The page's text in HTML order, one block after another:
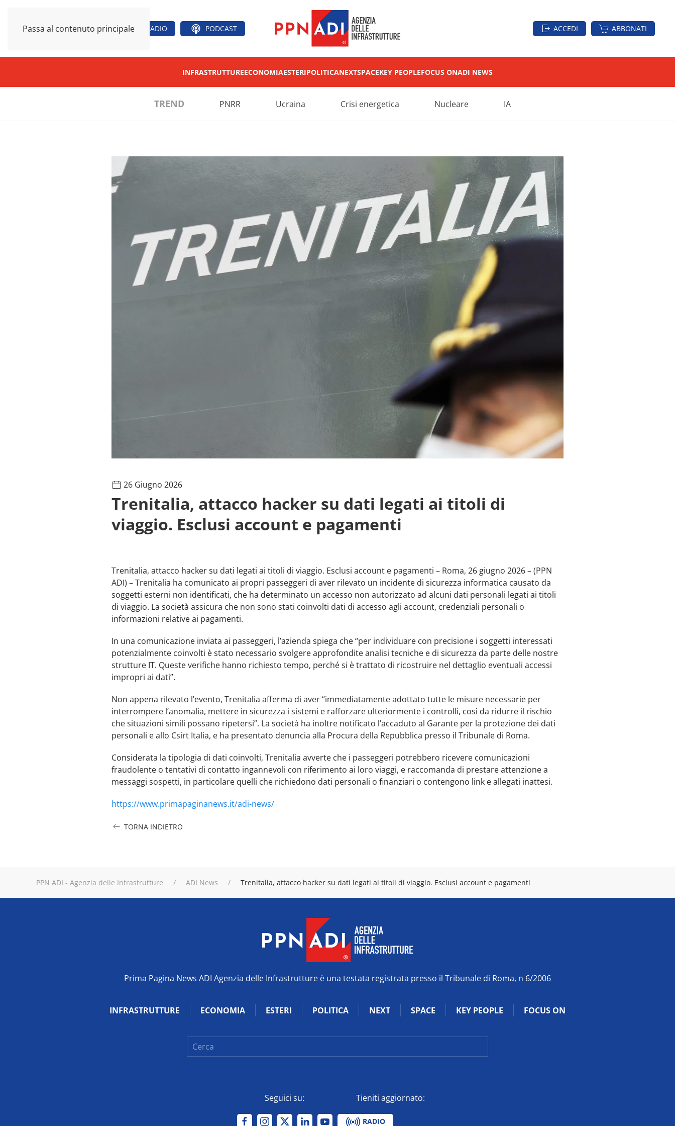
Passa al contenuto principale RADIO PODCAST ACCEDI ABBONATI
INFRASTRUTTUREECONOMIAESTERIPOLITICANEXTSPACEKEY PEOPLEFOCUS ONADI NEWS
TREND PNRR Ucraina Crisi energetica Nucleare IA
26 Giugno 2026
Trenitalia, attacco hacker su dati legati ai titoli di
viaggio. Esclusi account e pagamenti
Trenitalia, attacco hacker su dati legati ai titoli di viaggio. Esclusi account e pagamenti – Roma, 26 giugno 2026 – (PPN
ADI) – Trenitalia ha comunicato ai propri passeggeri di aver rilevato un incidente di sicurezza informatica causato da
soggetti esterni non identificati, che ha determinato un accesso non autorizzato ad alcuni dati personali legati ai titoli
di viaggio. La società assicura che non sono stati coinvolti dati di accesso agli account, credenziali personali o
informazioni relative ai pagamenti.
In una comunicazione inviata ai passeggeri, l’azienda spiega che “per individuare con precisione i soggetti interessati
potenzialmente coinvolti è stato necessario svolgere approfondite analisi tecniche e di sicurezza da parte delle nostre
strutture IT. Queste verifiche hanno richiesto tempo, perché si è trattato di ricostruire nel dettaglio eventuali accessi
impropri ai dati”.
Non appena rilevato l’evento, Trenitalia afferma di aver “immediatamente adottato tutte le misure necessarie per
interrompere l’anomalia, mettere in sicurezza i sistemi e rafforzare ulteriormente i controlli, così da ridurre il rischio
che situazioni simili possano ripetersi”. La società ha inoltre notificato l’accaduto al Garante per la protezione dei dati
personali e allo Csirt Italia, e ha presentato denuncia alla Procura della Repubblica presso il Tribunale di Roma.
Considerata la tipologia di dati coinvolti, Trenitalia avverte che i passeggeri potrebbero ricevere comunicazioni
fraudolente o tentativi di contatto ingannevoli con riferimento ai loro viaggi, e raccomanda di prestare attenzione a
messaggi sospetti, in particolare quelli che richiedono dati personali o finanziari o contengono link e allegati inattesi.
https://www.primapaginanews.it/adi-news/
TORNA INDIETRO
PPN ADI - Agenzia delle Infrastrutture ADI News Trenitalia, attacco hacker su dati legati ai titoli di viaggio. Esclusi account e pagamenti
Prima Pagina News ADI Agenzia delle Infrastrutture è una testata registrata presso il Tribunale di Roma, n 6/2006
INFRASTRUTTURE ECONOMIA ESTERI POLITICA NEXT SPACE KEY PEOPLE FOCUS ON
Seguici su: Tieniti aggiornato:
RADIO